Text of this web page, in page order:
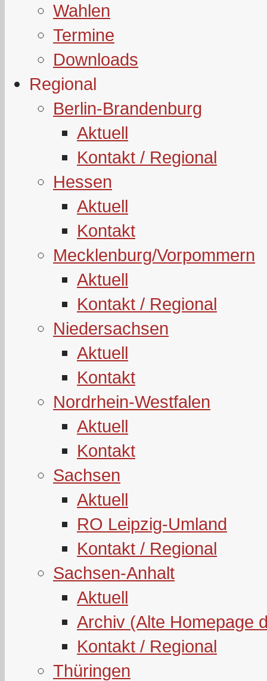
Wahlen
Termine
Downloads
Regional
Berlin-Brandenburg
Aktuell
Kontakt / Regional
Hessen
Aktuell
Kontakt
Mecklenburg/Vorpommern
Aktuell
Kontakt / Regional
Niedersachsen
Aktuell
Kontakt
Nordrhein-Westfalen
Aktuell
Kontakt
Sachsen
Aktuell
RO Leipzig-Umland
Kontakt / Regional
Sachsen-Anhalt
Aktuell
Archiv (Alte Homepage
Kontakt / Regional
Thüringen